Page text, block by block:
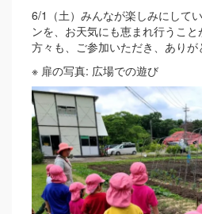
6/1（土）みんなが楽しみにして
ンを、お天気にも恵まれ行うこ
方々も、ご参加いただき、ありが
※ 扉の写真: 広場での遊び